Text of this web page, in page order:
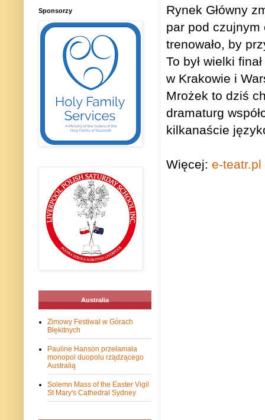
Rynek Główny
par pod czujnym
trenowało, by
To był wielki
w Krakowie i
Mrożek to dziś
dramaturg
kilkanaście
Więcej: e-teatr.pl
Sponsorzy
Australia
Zimowy Festiwal w Górach
Błękitnych
Pauline Hanson przełamała
monopol duopolu rządzącego
Australią
Solemn Mass of the Easter Vigil
St Mary's Cathedral Sydney